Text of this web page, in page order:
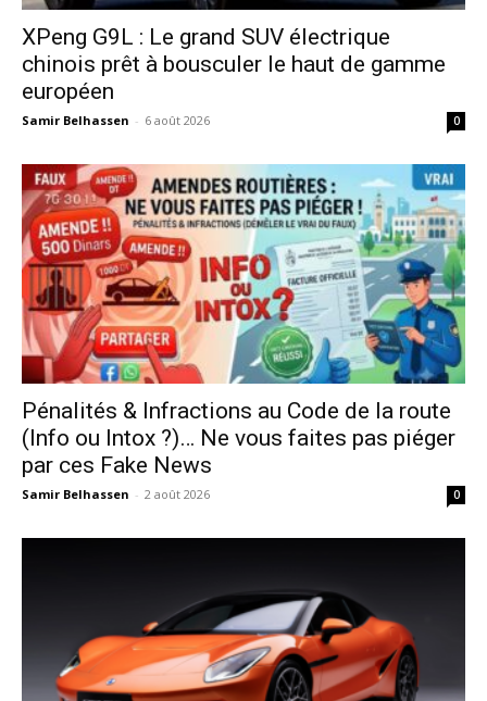
XPeng G9L : Le grand SUV électrique
chinois prêt à bousculer le haut de gamme
européen
Samir Belhassen - 6 août 2026 0
Pénalités & Infractions au Code de la route
(Info ou Intox ?)… Ne vous faites pas piéger
par ces Fake News
Samir Belhassen - 2 août 2026 0